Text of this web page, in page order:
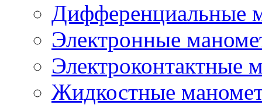
Дифференциальные
Электронные
Электроконтактные
Жидкостные